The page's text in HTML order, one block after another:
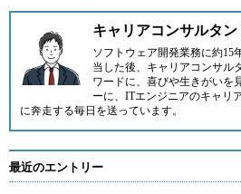
キャリアコンサルタン
ソフトウェア開発業務に約15
当した後、キャリアコンサル
ワードに、喜びや生きがいを
ーに、ITエンジニアのキャリ
に奔走する毎日を送っています。
最近のエントリー